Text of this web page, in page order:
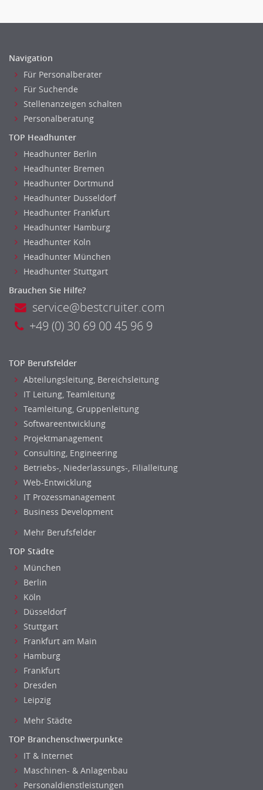
rec2rec
Recruiting, Personalmarketing
Referent
Anwaltschaft
Justiziariat, Rechtsabteilung
Notar-, Justizfachangestellter, Anwaltsfachgehilfe
Notariat
Richter, Justizbeamte
Analyst
Anlageberatung, Vermögensberatung
Asset-/Fonds-Management
Sicherheit
Banken, Finanzdienstleister und Versicherungen Finanzen
Firmenkundengeschäft
Investment-Banking
Kreditanalyse
Versicherung: Sachbearbeitung
Zahlungsverkehr
Ausbilder
Berufsschule
Erwachsenenbildung
Erzieher
Kindergarten, KiTa, Vorschule
Bildung & Soziales Leitung, Teamleitung
Sozialarbeit
Universität, Fachhochschule
Unterricht: Grundschule
Unterricht: Sekundarstufe
Architektur
Fotografie, Video
Grafik- und Kommunikationsdesign
Medien-, Screen-, Webdesign
Modedesign, Schmuckdesign
Produktdesign, Industriedesign
Theater, Schauspiel, Musik, Tanz
Beschaffungslogistik
Disposition
Einkauf
Logistik
Entsorgungslogistik
Fuhrparkmanagement
Lagerlogistik
Versicherungen
Naturwissenschaften & Forschung
Navigation
Für Personalberater
Für Suchende
Stellenanzeigen schalten
Personalberatung
TOP Headhunter
Headhunter Berlin
Headhunter Bremen
Headhunter Dortmund
Headhunter Dusseldorf
Headhunter Frankfurt
Headhunter Hamburg
Headhunter Koln
Headhunter München
Headhunter Stuttgart
Brauchen Sie Hilfe?
service@bestcruiter.com
+49 (0) 30 69 00 45 96 9
TOP Berufsfelder
Abteilungsleitung, Bereichsleitung
IT Leitung, Teamleitung
Teamleitung, Gruppenleitung
Softwareentwicklung
Projektmanagement
Consulting, Engineering
Betriebs-, Niederlassungs-, Filialleitung
Web-Entwicklung
IT Prozessmanagement
Business Development
Mehr Berufsfelder
TOP Städte
München
Berlin
Köln
Düsseldorf
Stuttgart
Frankfurt am Main
Hamburg
Frankfurt
Dresden
Leipzig
Mehr Städte
TOP Branchenschwerpunkte
IT & Internet
Maschinen- & Anlagenbau
Personaldienstleistungen